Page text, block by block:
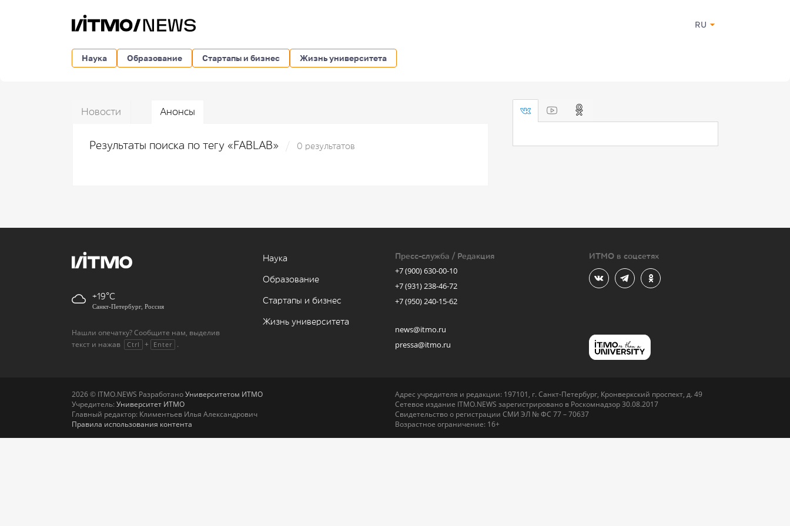
RU
Наука Образование Стартапы и бизнес Жизнь университета
Новости Анонсы
Результаты поиска по тегу «FABLAB» 0 результатов
+19
Санкт-Петербург, Россия
Нашли опечатку? Сообщите нам, выделив
текст и нажав
Ctrl + Enter .
Наука
Образование
Стартапы и бизнес
Жизнь университета
Пресс-служба / Редакция
+7 (900) 630-00-10
+7 (931) 238-46-72
+7 (950) 240-15-62
news@itmo.ru
pressa@itmo.ru
ИТМО в соцсетях
2026 © ITMO.NEWS РазработаноУниверситетом ИТМО
Учредитель: Университет ИТМО
Главный редактор: Климентьев Илья Александрович
Правила использования контента
Адрес учредителя и редакции: 197101, г. Санкт-Петербург, Кронверкский проспект, д. 49
Сетевое издание ITMO.NEWS зарегистрировано в Роскомнадзор 30.08.2017
Свидетельство о регистрации СМИ ЭЛ № ФС 77 – 70637
Возрастное ограничение: 16+